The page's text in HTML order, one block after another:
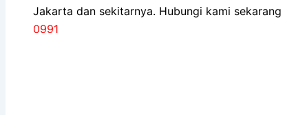
Jakarta dan sekitarnya. Hubungi kami
0991